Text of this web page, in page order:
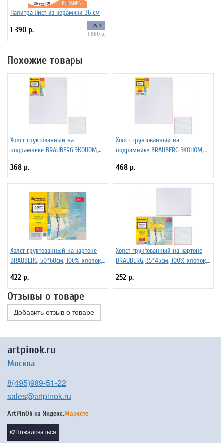
Палитра Лист из керамики 36 см
1 390 р. -25 %
1 860 р.
Похожие товары
Холст грунтованный на
подрамнике BRAUBERG ЭКОНОМ,
зерно, 191023
368 р.
Холст грунтованный на
подрамнике BRAUBERG ЭКОНОМ,
зерно, 191024
468 р.
Холст грунтованный на картоне
BRAUBERG, 50*60см, 100% хлопок,
422 р.
Холст грунтованный на картоне
BRAUBERG, 35*45см, 100% хлопок,
252 р.
Отзывы о товаре
Добавить отзыв о товаре
artpinok.ru
Москва
8(495)989-51-22
sales@artpinok.ru
ArtPinOk на Яндекс.Маркете
Пожаловаться